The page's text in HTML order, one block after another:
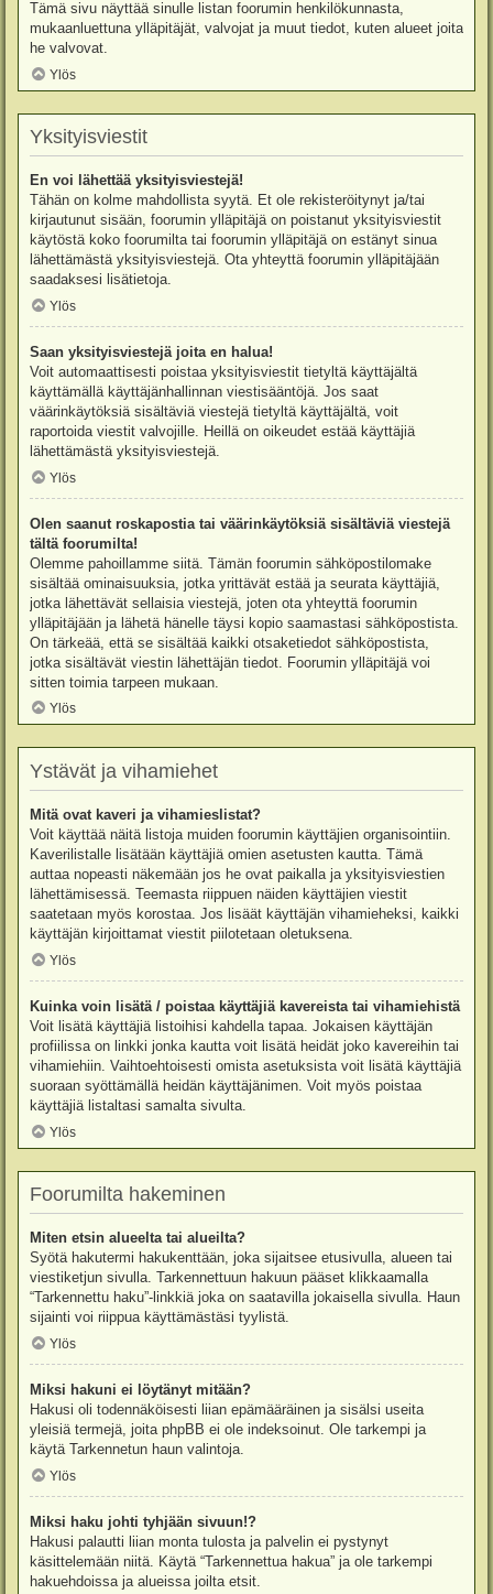
Tämä sivu näyttää sinulle listan foorumin henkilökunnasta,
mukaanluettuna ylläpitäjät, valvojat ja muut tiedot, kuten alueet joita
he valvovat.
Ylös
Yksityisviestit
En voi lähettää yksityisviestejä!
Tähän on kolme mahdollista syytä. Et ole rekisteröitynyt ja/tai
kirjautunut sisään, foorumin ylläpitäjä on poistanut yksityisviestit
käytöstä koko foorumilta tai foorumin ylläpitäjä on estänyt sinua
lähettämästä yksityisviestejä. Ota yhteyttä foorumin ylläpitäjään
saadaksesi lisätietoja.
Ylös
Saan yksityisviestejä joita en halua!
Voit automaattisesti poistaa yksityisviestit tietyltä käyttäjältä
käyttämällä käyttäjänhallinnan viestisääntöjä. Jos saat
väärinkäytöksiä sisältäviä viestejä tietyltä käyttäjältä, voit
raportoida viestit valvojille. Heillä on oikeudet estää käyttäjiä
lähettämästä yksityisviestejä.
Ylös
Olen saanut roskapostia tai väärinkäytöksiä sisältäviä viestejä
tältä foorumilta!
Olemme pahoillamme siitä. Tämän foorumin sähköpostilomake
sisältää ominaisuuksia, jotka yrittävät estää ja seurata käyttäjiä,
jotka lähettävät sellaisia viestejä, joten ota yhteyttä foorumin
ylläpitäjään ja lähetä hänelle täysi kopio saamastasi sähköpostista.
On tärkeää, että se sisältää kaikki otsaketiedot sähköpostista,
jotka sisältävät viestin lähettäjän tiedot. Foorumin ylläpitäjä voi
sitten toimia tarpeen mukaan.
Ylös
Ystävät ja vihamiehet
Mitä ovat kaveri ja vihamieslistat?
Voit käyttää näitä listoja muiden foorumin käyttäjien organisointiin.
Kaverilistalle lisätään käyttäjiä omien asetusten kautta. Tämä
auttaa nopeasti näkemään jos he ovat paikalla ja yksityisviestien
lähettämisessä. Teemasta riippuen näiden käyttäjien viestit
saatetaan myös korostaa. Jos lisäät käyttäjän vihamieheksi, kaikki
käyttäjän kirjoittamat viestit piilotetaan oletuksena.
Ylös
Kuinka voin lisätä / poistaa käyttäjiä kavereista tai vihamiehistä
Voit lisätä käyttäjiä listoihisi kahdella tapaa. Jokaisen käyttäjän
profiilissa on linkki jonka kautta voit lisätä heidät joko kavereihin tai
vihamiehiin. Vaihtoehtoisesti omista asetuksista voit lisätä käyttäjiä
suoraan syöttämällä heidän käyttäjänimen. Voit myös poistaa
käyttäjiä listaltasi samalta sivulta.
Ylös
Foorumilta hakeminen
Miten etsin alueelta tai alueilta?
Syötä hakutermi hakukenttään, joka sijaitsee etusivulla, alueen tai
viestiketjun sivulla. Tarkennettuun hakuun pääset klikkaamalla
“Tarkennettu haku”-linkkiä joka on saatavilla jokaisella sivulla. Haun
sijainti voi riippua käyttämästäsi tyylistä.
Ylös
Miksi hakuni ei löytänyt mitään?
Hakusi oli todennäköisesti liian epämääräinen ja sisälsi useita
yleisiä termejä, joita phpBB ei ole indeksoinut. Ole tarkempi ja
käytä Tarkennetun haun valintoja.
Ylös
Miksi haku johti tyhjään sivuun!?
Hakusi palautti liian monta tulosta ja palvelin ei pystynyt
käsittelemään niitä. Käytä “Tarkennettua hakua” ja ole tarkempi
hakuehdoissa ja alueissa joilta etsit.